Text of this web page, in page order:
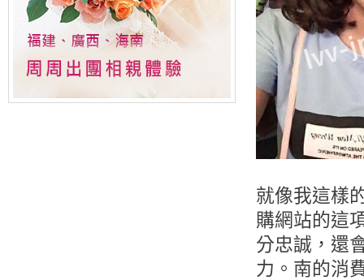
就像我這樣
購網站的這
分忠誠，還
力。南的消